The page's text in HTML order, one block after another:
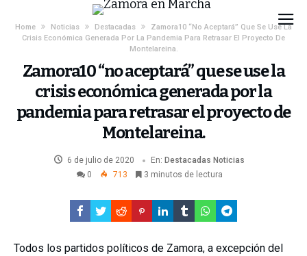
Home Noticias Destacadas
Zamora10 “no Aceptará” Que Se Use La
Crisis Económica Generada Por La Pandemia Para Retrasar El Proyecto De
Montelareina.
Zamora10 “no aceptará” que se use la
crisis económica generada por la
pandemia para retrasar el proyecto de
Montelareina.
6 de julio de 2020 En: Destacadas Noticias
0
713 3 minutos de lectura
Todos los partidos políticos de Zamora, a excepción del